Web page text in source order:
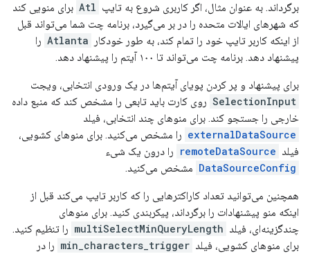
برگرداند. به عنوان مثال، اگر کاربری شروع به تایپ Atl برای منویی کند
که شهرهای ایالات متحده را در بر می‌گیرد، برنامه چت شما می‌تواند قبل
از اینکه کاربر تایپ خود را تمام کند، به طور خودکار
Atlanta را
پیشنهاد دهد. برنامه چت می‌تواند تا ۱۰۰ آیتم را پیشنهاد دهد.
برای پیشنهاد و پر کردن پویای آیتم‌ها در یک ورودی انتخابی، ویجت
SelectionInput روی کارت باید تابعی را مشخص کند که منبع داده
خارجی را جستجو کند. برای منوهای چند انتخابی، فیلد
externalDataSource را مشخص می‌کنید. برای منوهای کشویی،
فیلد remoteDataSource را درون یک شیء
DataSourceConfig مشخص می‌کنید.
همچنین می‌توانید تعداد کاراکترهایی را که کاربر تایپ می‌کند قبل از
اینکه منو پیشنهادات را برگرداند، پیکربندی کنید. برای منوهای
چندگزینه‌ای، فیلد multiSelectMinQueryLength را تنظیم کنید.
برای منوهای کشویی، فیلد min_characters_trigger را در